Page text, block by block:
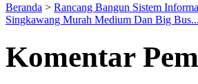
Beranda > Rancang Bangun Sistem
Singkawang Murah Medium Dan Big Bus...
Komentar